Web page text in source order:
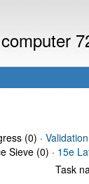
(0) ·
Sieve (0) · 15e
Task